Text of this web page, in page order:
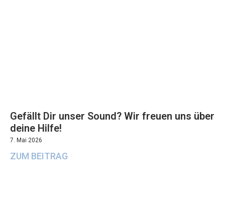
Gefällt Dir unser Sound? Wir freuen uns über
deine Hilfe!
7. Mai 2026
ZUM BEITRAG